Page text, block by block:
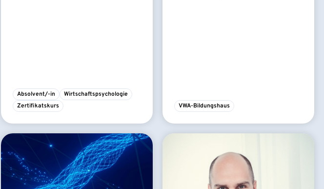
Absolvent/-in
Wirtschaftspsychologie
Zertifikatskurs
VWA-Bildungshaus